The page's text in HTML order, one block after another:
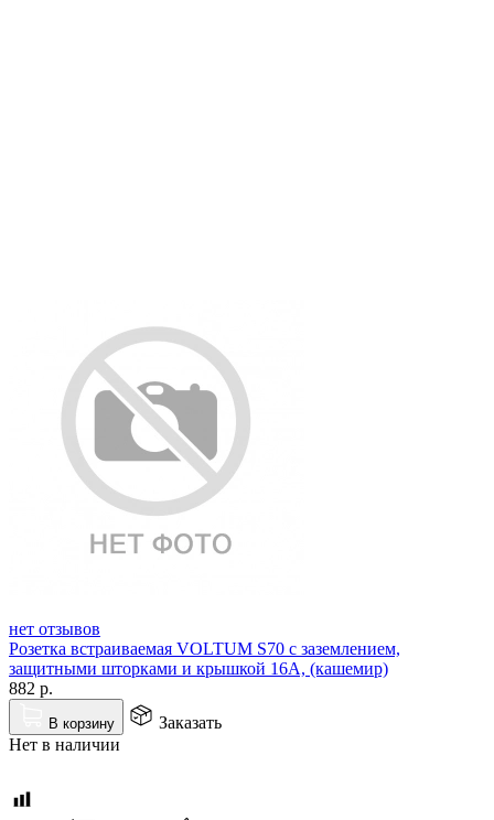
нет отзывов
Розетка встраиваемая VOLTUM S70 с заземлением,
защитными шторками и крышкой 16А, (кашемир)
882 р.
В корзину
Заказать
Нет в наличии